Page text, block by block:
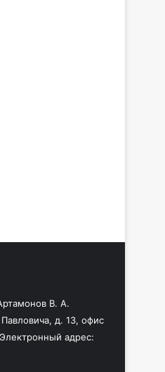
В. А.
д. 13, офис
адрес: